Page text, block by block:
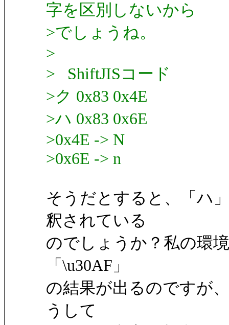
字を区別しないから
>でしょうね。
>
> ShiftJISコード
>ク 0x83 0x4E
>ハ 0x83 0x6E
>0x4E -> N
>0x6E -> n
そうだとすると、「ハ
釈されている
のでしょうか？私の環
「\u30AF」
の結果が出るのですが
うして